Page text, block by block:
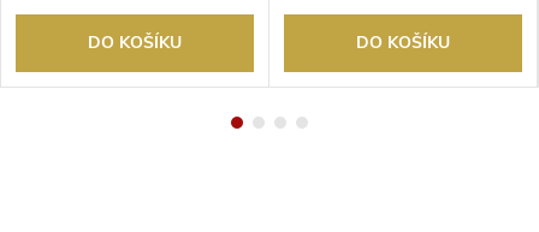
DO KOŠÍKU DO KOŠÍKU